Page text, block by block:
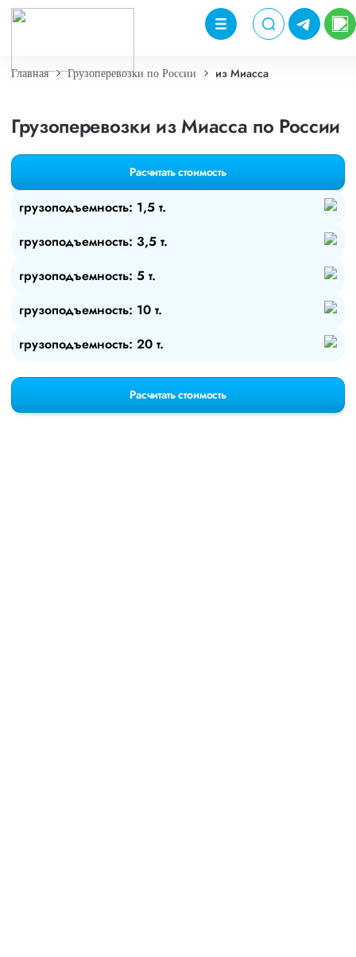
Главная Грузоперевозки по России из Миасса
Грузоперевозки из Миасса по России
Расчитать стоимость
грузоподъемность: 1,5 т.
грузоподъемность: 3,5 т.
грузоподъемность: 5 т.
грузоподъемность: 10 т.
грузоподъемность: 20 т.
Расчитать стоимость